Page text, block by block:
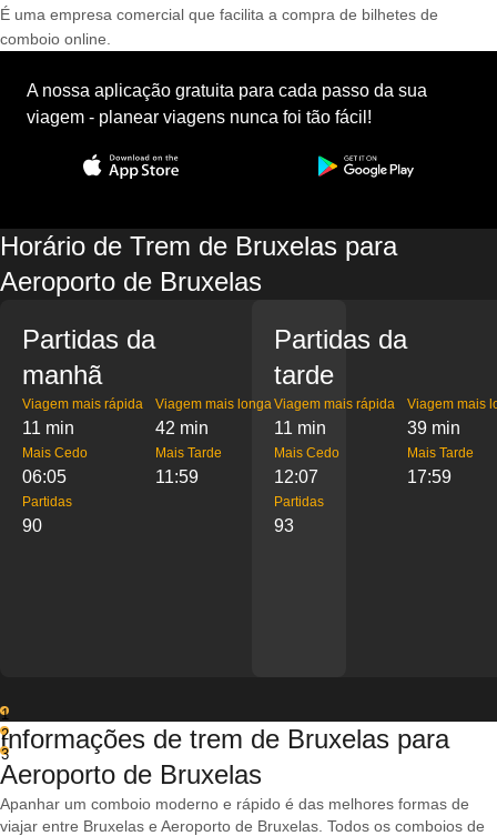
É uma empresa comercial que facilita a compra de bilhetes de
comboio online.
A nossa aplicação gratuita para cada passo da sua
viagem - planear viagens nunca foi tão fácil!
Horário de Trem de Bruxelas para
Aeroporto de Bruxelas
Partidas da
manhã
Viagem mais rápida
11 min
Viagem mais longa
42 min
Mais Cedo
06:05
Mais Tarde
11:59
Partidas
90
Partidas da
tarde
Viagem mais rápida
11 min
Viagem mais
39 min
Mais Cedo
12:07
Mais Tarde
17:59
Partidas
93
1
2
3
Informações de trem de Bruxelas para
Aeroporto de Bruxelas
Apanhar um comboio moderno e rápido é das melhores formas de
viajar entre Bruxelas e Aeroporto de Bruxelas. Todos os comboios de